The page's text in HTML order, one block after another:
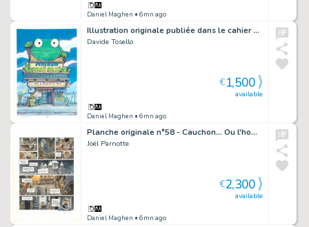
Daniel Maghen • 6mn ago
Illustration originale publiée dans le cahier graphique - Maison Croa Croa
Davide Tosello
Daniel Maghen • 6mn ago
available
€1,500
Planche originale n°58 - Cauchon... Ou l'homme qui tua Jeanne d'Arc
Joël Parnotte
Daniel Maghen • 6mn ago
available
€2,300